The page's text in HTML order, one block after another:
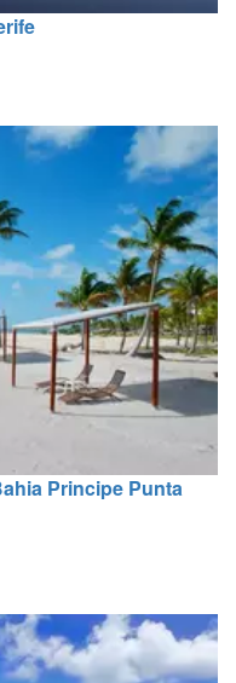
Principe Punta